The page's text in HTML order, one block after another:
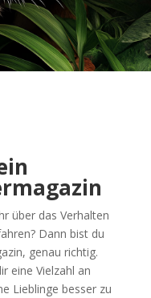
über das Verhalten
Dann bist du
genau richtig.
eine Vielzahl an
Lieblinge besser zu